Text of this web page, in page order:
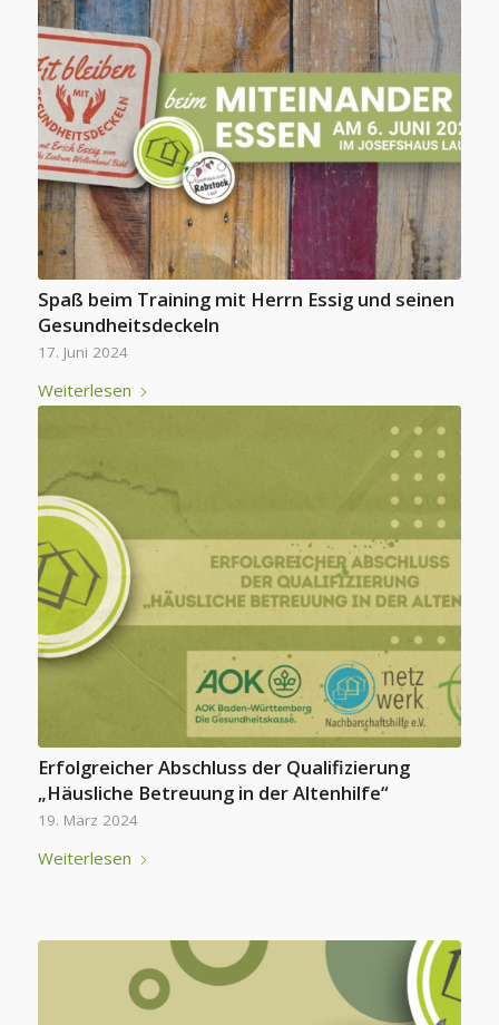
Spaß beim Training mit Herrn Essig und seinen
Gesundheitsdeckeln
17. Juni 2024
Weiterlesen
Erfolgreicher Abschluss der Qualifizierung
„Häusliche Betreuung in der Altenhilfe“
19. März 2024
Weiterlesen